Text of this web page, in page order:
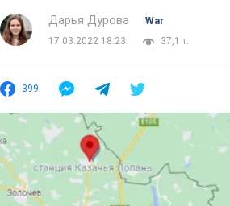
Дарья Дурова
War
17.03.2022 18:23
37,1 т.
399